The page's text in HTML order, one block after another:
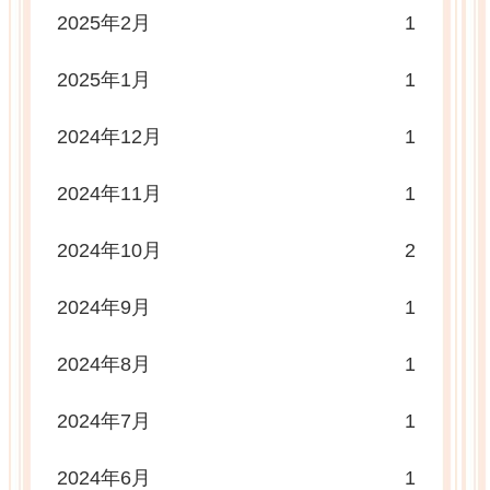
2025年2月 1
2025年1月 1
2024年12月 1
2024年11月 1
2024年10月 2
2024年9月 1
2024年8月 1
2024年7月 1
2024年6月 1